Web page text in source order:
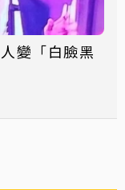
變「白臉黑